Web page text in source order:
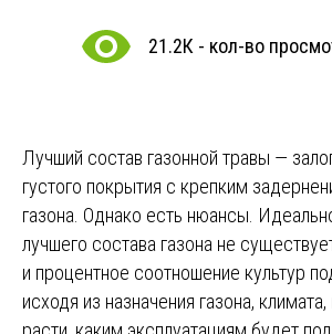
21.2К - кол-во
Лучший состав газонной травы —
густого покрытия с крепким
газона. Однако есть нюансы.
лучшего состава газона не
и процентное соотношение культур
исходя из назначения газона,